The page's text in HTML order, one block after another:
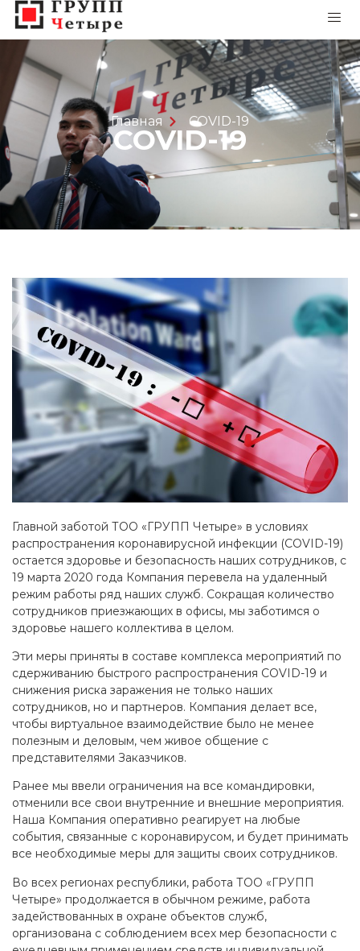
Главная COVID-19
COVID-19
Главной заботой ТОО «ГРУПП Четыре» в условиях
распространения коронавирусной инфекции (COVID-19)
остается здоровье и безопасность наших сотрудников, с
19 марта 2020 года Компания перевела на удаленный
режим работы ряд наших служб. Сокращая количество
сотрудников приезжающих в офисы, мы заботимся о
здоровье нашего коллектива в целом.
Эти меры приняты в составе комплекса мероприятий по
сдерживанию быстрого распространения COVID-19 и
снижения риска заражения не только наших
сотрудников, но и партнеров. Компания делает все,
чтобы виртуальное взаимодействие было не менее
полезным и деловым, чем живое общение с
представителями Заказчиков.
Ранее мы ввели ограничения на все командировки,
отменили все свои внутренние и внешние мероприятия.
Наша Компания оперативно реагирует на любые
события, связанные с коронавирусом, и будет принимать
все необходимые меры для защиты своих сотрудников.
Во всех регионах республики, работа ТОО «ГРУПП
Четыре» продолжается в обычном режиме, работа
задействованных в охране объектов служб,
организована с соблюдением всех мер безопасности с